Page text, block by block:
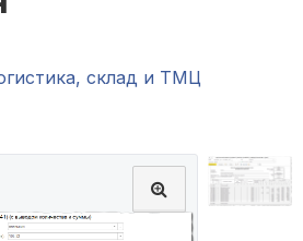
склад и ТМЦ